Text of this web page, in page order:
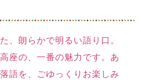
、朗らかで明るい語り口。
座の、一番の魅力です。あ
語を、ごゆっくりお楽しみ